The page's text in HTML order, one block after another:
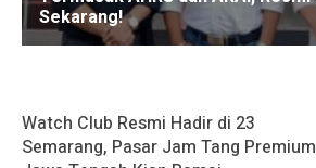
Watch Club Resmi Hadir di 23
Semarang, Pasar Jam Tang Premium